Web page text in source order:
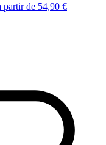
partir de 54,90 €